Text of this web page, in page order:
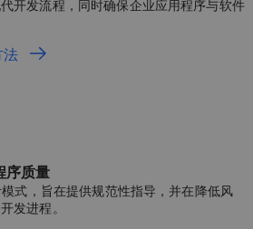
开发流程，同时确保企业应用程序与软件
法
序质量
式，旨在提供规范性指导，并在降低风
发进程。